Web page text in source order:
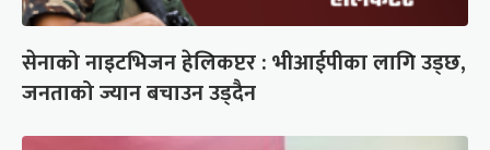
सेनाको नाइटभिजन हेलिकप्टर : भीआईपीका लागि उड्छ,
जनताको ज्यान बचाउन उड्दैन